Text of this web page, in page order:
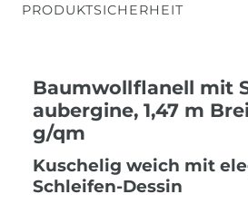
PRODUKTSICHERHEIT
Baumwollflanell mit
aubergine, 1,47 m
g/qm
Kuschelig weich mit
Schleifen-Dessin